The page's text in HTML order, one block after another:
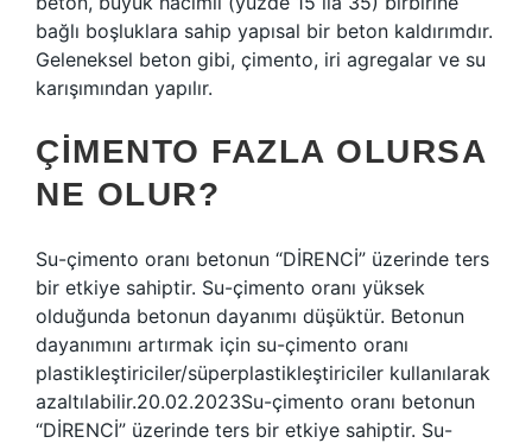
bağlı boşluklara sahip yapısal bir beton kaldırımdır.
Geleneksel beton gibi, çimento, iri agregalar ve su
karışımından yapılır.
ÇIMENTO FAZLA OLURSA
NE OLUR?
Su-çimento oranı betonun “DİRENCİ” üzerinde ters
bir etkiye sahiptir. Su-çimento oranı yüksek
olduğunda betonun dayanımı düşüktür. Betonun
dayanımını artırmak için su-çimento oranı
plastikleştiriciler/süperplastikleştiriciler kullanılarak
azaltılabilir.20.02.2023Su-çimento oranı betonun
“DİRENCİ” üzerinde ters bir etkiye sahiptir. Su-